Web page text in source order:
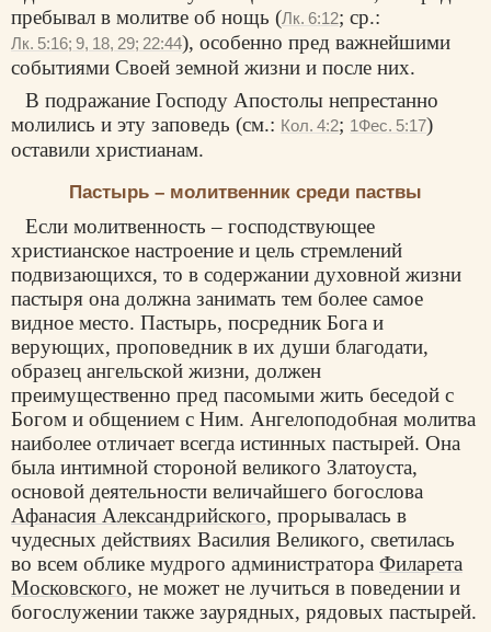
пребывал в молитве об нощь (Лк. 6:12; ср.:
Лк. 5:16; 9, 18, 29; 22:44), особенно пред важнейшими
событиями Своей земной жизни и после них.
В подражание Господу Апостолы непрестанно
молились и эту заповедь (см.: Кол. 4:2; 1Фес. 5:17)
оставили христианам.
Пастырь – молитвенник среди паствы
Если молитвенность – господствующее
христианское настроение и цель стремлений
подвизающихся, то в содержании духовной жизни
пастыря она должна занимать тем более самое
видное место. Пастырь, посредник Бога и
верующих, проповедник в их души благодати,
образец ангельской жизни, должен
преимущественно пред пасомыми жить беседой с
Богом и общением с Ним. Ангелоподобная молитва
наиболее отличает всегда истинных пастырей. Она
была интимной стороной великого Златоуста,
основой деятельности величайшего богослова
Афанасия Александрийского, прорывалась в
чудесных действиях Василия Великого, светилась
во всем облике мудрого администратора Филарета
Московского, не может не лучиться в поведении и
богослужении также заурядных, рядовых пастырей.